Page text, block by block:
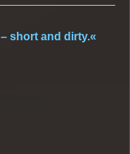
short and dirty.«